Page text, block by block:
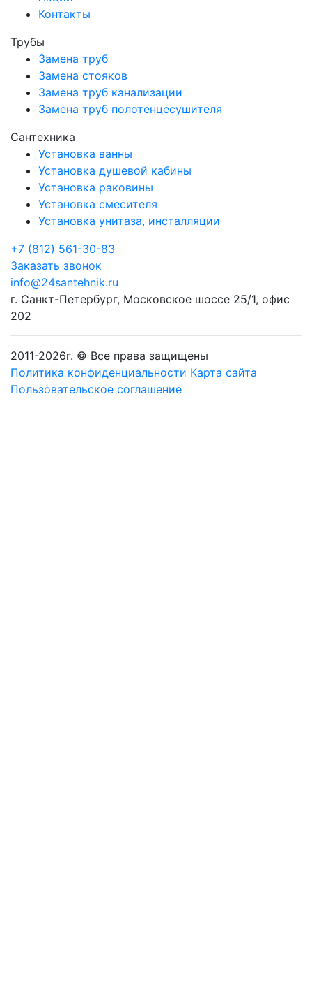
Контакты
Трубы
Замена труб
Замена стояков
Замена труб канализации
Замена труб полотенцесушителя
Сантехника
Установка ванны
Установка душевой кабины
Установка раковины
Установка смесителя
Установка унитаза, инсталляции
+7 (812) 561-30-83
Заказать звонок
info@24santehnik.ru
г. Санкт-Петербург, Московское шоссе 25/1, офис
202
2011-2026г. © Все права защищены
Политика конфиденциальности Карта сайта
Пользовательское соглашение